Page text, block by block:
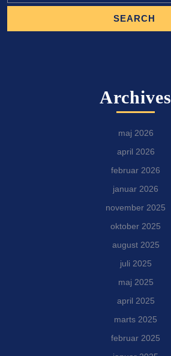
Archives
maj 2026
april 2026
februar 2026
januar 2026
november 2025
oktober 2025
august 2025
juli 2025
maj 2025
april 2025
marts 2025
februar 2025